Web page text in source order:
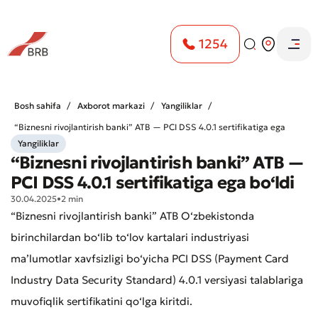
1254
Bosh sahifa Axborot markazi
Yangiliklar
“Biznesni rivojlantirish banki” ATB — PCI DSS 4.0.1 sertifikatiga ega
bo‘ldi
Yangiliklar
“Biznesni rivojlantirish banki” ATB —
PCI DSS 4.0.1 sertifikatiga ega bo‘ldi
30.04.2025•2 min
“Biznesni rivojlantirish banki” ATB O‘zbekistonda
birinchilardan bo‘lib to‘lov kartalari industriyasi
ma’lumotlar xavfsizligi bo‘yicha PCI DSS (Payment Card
Industry Data Security Standard) 4.0.1 versiyasi talablariga
muvofiqlik sertifikatini qo‘lga kiritdi.